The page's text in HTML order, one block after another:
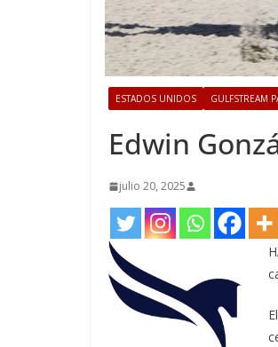
ESTADOS UNIDOS GULFSTREAM
Edwin
julio 20, 2025